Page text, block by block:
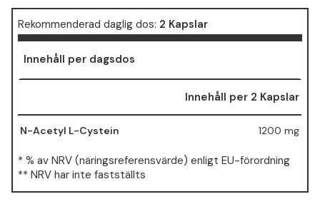
Rekommenderad daglig dos: 2 Kapslar
Innehåll per dagsdos
Innehåll per 2 Kapslar
N-Acetyl L-Cystein 1200 mg
* % av NRV (näringsreferensvärde) enligt EU-förordning
** NRV har inte fastställts